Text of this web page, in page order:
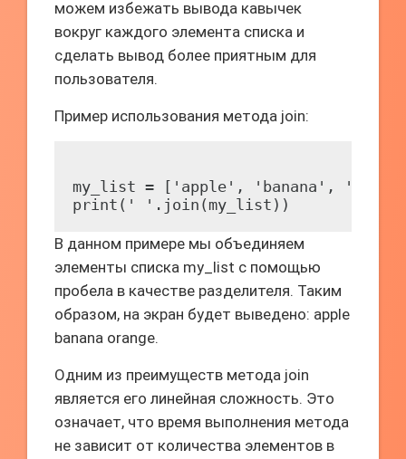
можем избежать вывода кавычек
вокруг каждого элемента списка и
сделать вывод более приятным для
пользователя.
Пример использования метода join:
my_list = ['apple', 'banana',
В данном примере мы объединяем
элементы списка my_list с помощью
пробела в качестве разделителя. Таким
образом, на экран будет выведено: apple
banana orange.
Одним из преимуществ метода join
является его линейная сложность. Это
означает, что время выполнения метода
не зависит от количества элементов в